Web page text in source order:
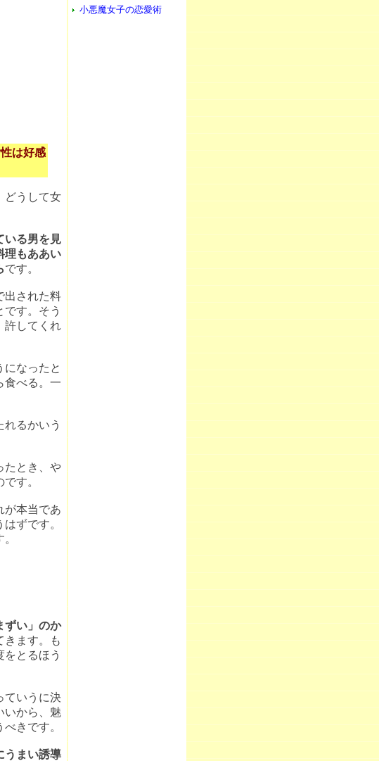
は好感
どうして女
いる男を見
理もああい
です。
出された料
す。そう
許してくれ
になったと
食べる。一
るかいう
たとき、や
す。
が本当であ
ずです。
ずい」のか
きます。も
とるほう
ていうに決
いから、魅
きです。
うまい誘導
小悪魔女子の恋愛術